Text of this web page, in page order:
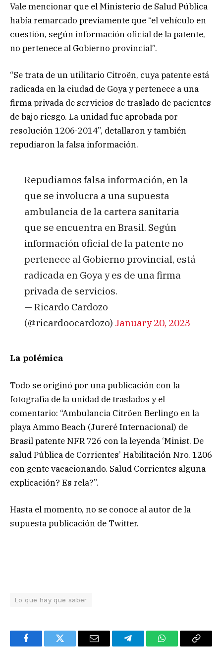
Vale mencionar que el Ministerio de Salud Pública
había remarcado previamente que “el vehículo en
cuestión, según información oficial de la patente,
no pertenece al Gobierno provincial”.
“Se trata de un utilitario Citroën, cuya patente está
radicada en la ciudad de Goya y pertenece a una
firma privada de servicios de traslado de pacientes
de bajo riesgo. La unidad fue aprobada por
resolución 1206-2014”, detallaron y también
repudiaron la falsa información.
Repudiamos falsa información, en la
que se involucra a una supuesta
ambulancia de la cartera sanitaria
que se encuentra en Brasil. Según
información oficial de la patente no
pertenece al Gobierno provincial, está
radicada en Goya y es de una firma
privada de servicios.
— Ricardo Cardozo
(@ricardoocardozo) January 20, 2023
La polémica
Todo se originó por una publicación con la
fotografía de la unidad de traslados y el
comentario: “Ambulancia Citröen Berlingo en la
playa Ammo Beach (Jureré Internacional) de
Brasil patente NFR 726 con la leyenda ‘Minist. De
salud Pública de Corrientes’ Habilitación Nro. 1206
con gente vacacionando. Salud Corrientes alguna
explicación? Es rela?”.
Hasta el momento, no se conoce al autor de la
supuesta publicación de Twitter.
Lo que hay que saber